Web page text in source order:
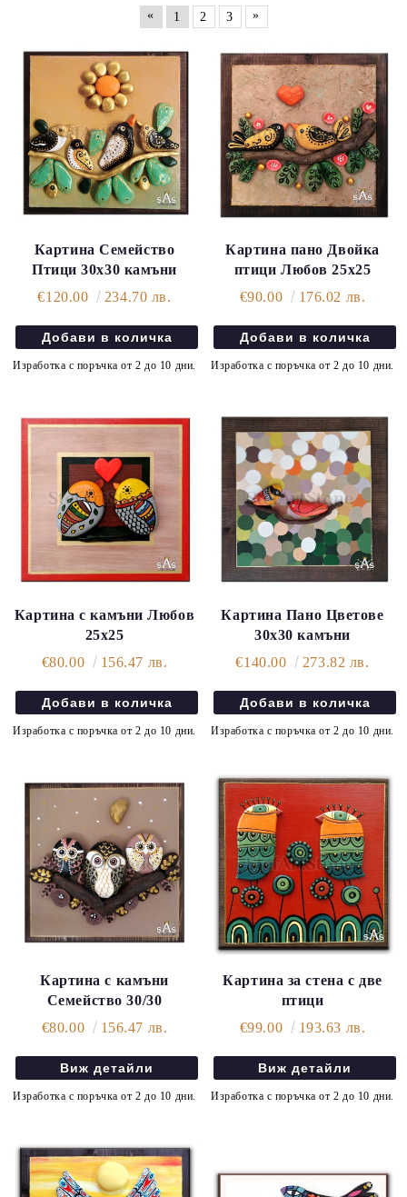
«
1 2 3 »
Картина Семейство
Птици 30х30 камъни
€120.00
234.70 лв.
Изработка с поръчка от 2 до 10 дни.
Картина пано Двойка
птици Любов 25х25
€90.00
176.02 лв.
Изработка с поръчка от 2 до 10 дни.
Картина с камъни Любов
25х25
€80.00
156.47 лв.
Изработка с поръчка от 2 до 10 дни.
Картина Пано Цветове
30х30 камъни
€140.00
273.82 лв.
Изработка с поръчка от 2 до 10 дни.
Картина с камъни
Семейство 30/30
€80.00
156.47 лв.
Виж детайли
Изработка с поръчка от 2 до 10 дни.
Картина за стена с две
птици
€99.00
193.63 лв.
Виж детайли
Изработка с поръчка от 2 до 10 дни.